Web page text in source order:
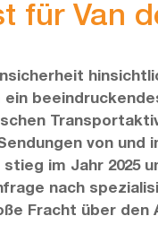
für Van
ein
von und
stieg im Jahr 2025
nach
Fracht über